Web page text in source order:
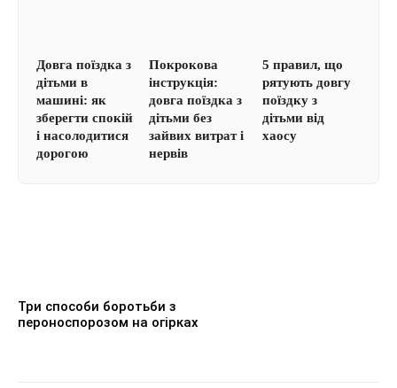
Довга поїздка з
дітьми в
машині: як
зберегти спокій
і насолодитися
дорогою
Покрокова
інструкція:
довга поїздка з
дітьми без
зайвих витрат і
нервів
5 правил, що
рятують довгу
поїздку з
дітьми від
хаосу
Три способи боротьби з
пероноспорозом на огірках